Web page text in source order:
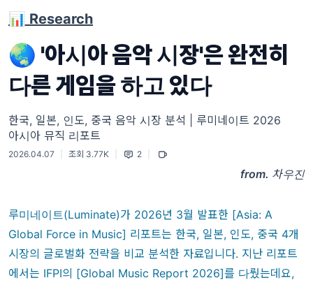
📊 Research
🌏 '아시아 음악 시장'은 완전히
다른 게임을 하고 있다
한국, 일본, 인도, 중국 음악 시장 분석 | 루미네이트 2026
아시아 뮤직 리포트
2026.04.07 조회 3.77K 2
from. 차우진
루미네이트(Luminate)가 2026년 3월 발표한 [Asia: A
Global Force in Music] 리포트는 한국, 일본, 인도, 중국 4개
시장의 글로벌화 전략을 비교 분석한 자료입니다. 지난 리포트
에서는 IFPI의 [Global Music Report 2026]를 다뤘는데요,